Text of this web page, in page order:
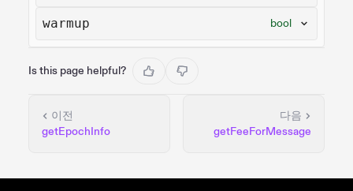
warmup bool
Is this page helpful?
이전
getEpochInfo
다음
getFeeForMessage